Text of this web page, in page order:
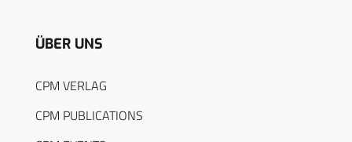
ÜBER UNS
CPM VERLAG
CPM PUBLICATIONS